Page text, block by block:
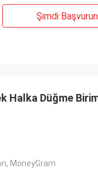
Şimdi Başvurun
Halka Düğme
MoneyGram